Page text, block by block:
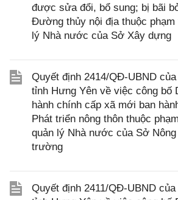
được sửa đổi, bổ sung; bị bãi
Đường thủy nội địa thuộc
lý Nhà nước của Sở Xây dựng
Quyết định 2414/QĐ-UBND
tỉnh Hưng Yên về việc công bố
hành chính cấp xã mới ban
Phát triển nông thôn thuộc
quản lý Nhà nước của Sở
trường
Quyết định 2411/QĐ-UBND